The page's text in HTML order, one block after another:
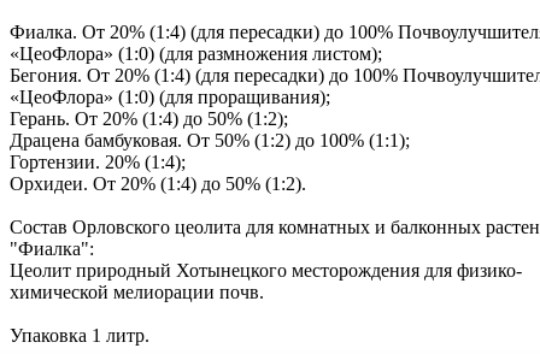
Фиалка. От 20% (1:4) (для пересадки) до 100%
«ЦеоФлора» (1:0) (для размножения листом);
Бегония. От 20% (1:4) (для пересадки) до 100%
«ЦеоФлора» (1:0) (для проращивания);
Герань. От 20% (1:4) до 50% (1:2);
Драцена бамбуковая. От 50% (1:2) до 100% (1:1);
Гортензии. 20% (1:4);
Орхидеи. От 20% (1:4) до 50% (1:2).
Состав Орловского цеолита для комнатных и балконных
"Фиалка":
Цеолит природный Хотынецкого месторождения для физико-
химической мелиорации почв.
Упаковка 1 литр.